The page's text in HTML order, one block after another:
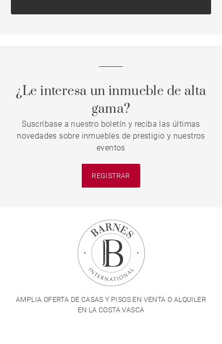
¿Le interesa un inmueble de alta
gama?
Suscríbase a nuestro boletín y reciba las últimas
novedades sobre inmuebles de prestigio y nuestros
eventos
REGISTRAR
AMPLIA OFERTA DE CASAS Y PISOS EN VENTA O ALQUILER
EN LA COSTA VASCA